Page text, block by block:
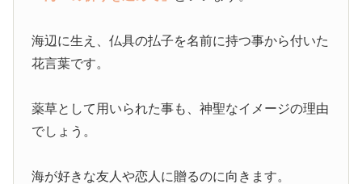
海辺に生え、仏具の払子を名前に持つ事から付いた
花言葉です。
薬草として用いられた事も、神聖なイメージの理由
でしょう。
海が好きな友人や恋人に贈るのに向きます。